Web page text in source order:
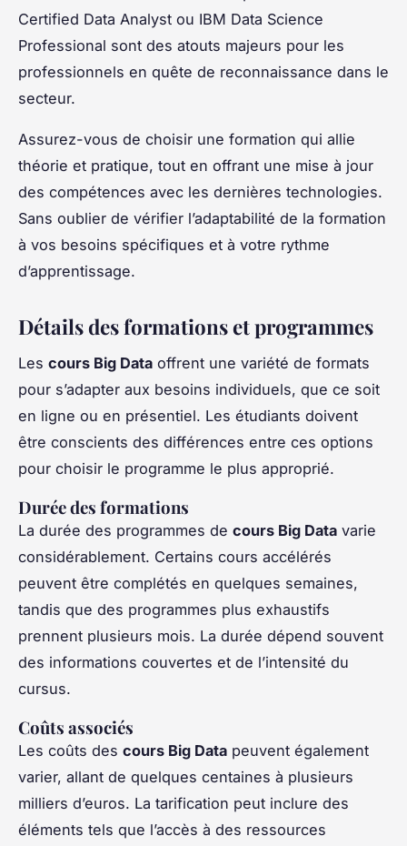
Certified Data Analyst ou IBM Data Science
Professional sont des atouts majeurs pour les
professionnels en quête de reconnaissance dans le
secteur.
Assurez-vous de choisir une formation qui allie
théorie et pratique, tout en offrant une mise à jour
des compétences avec les dernières technologies.
Sans oublier de vérifier l’adaptabilité de la formation
à vos besoins spécifiques et à votre rythme
d’apprentissage.
Détails des formations et programmes
Les cours Big Data offrent une variété de formats
pour s’adapter aux besoins individuels, que ce soit
en ligne ou en présentiel. Les étudiants doivent
être conscients des différences entre ces options
pour choisir le programme le plus approprié.
Durée des formations
La durée des programmes de cours Big Data varie
considérablement. Certains cours accélérés
peuvent être complétés en quelques semaines,
tandis que des programmes plus exhaustifs
prennent plusieurs mois. La durée dépend souvent
des informations couvertes et de l’intensité du
cursus.
Coûts associés
Les coûts des cours Big Data peuvent également
varier, allant de quelques centaines à plusieurs
milliers d’euros. La tarification peut inclure des
éléments tels que l’accès à des ressources